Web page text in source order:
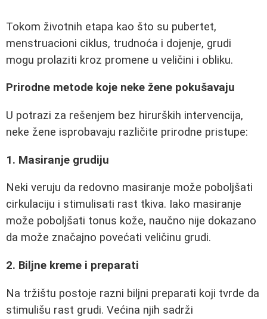
Tokom životnih etapa kao što su pubertet,
menstruacioni ciklus, trudnoća i dojenje, grudi
mogu prolaziti kroz promene u veličini i obliku.
Prirodne metode koje neke žene pokušavaju
U potrazi za rešenjem bez hirurških intervencija,
neke žene isprobavaju različite prirodne pristupe:
1. Masiranje grudiju
Neki veruju da redovno masiranje može poboljšati
cirkulaciju i stimulisati rast tkiva. Iako masiranje
može poboljšati tonus kože, naučno nije dokazano
da može značajno povećati veličinu grudi.
2. Biljne kreme i preparati
Na tržištu postoje razni biljni preparati koji tvrde da
stimulišu rast grudi. Većina njih sadrži